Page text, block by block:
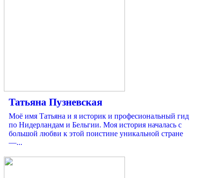
Татьяна Пузневская
Моё имя Татьяна и я историк и професиональный гид
по Нидерландам и Бельгии. Моя история началась с
большой любви к этой поистине уникальной стране
—...